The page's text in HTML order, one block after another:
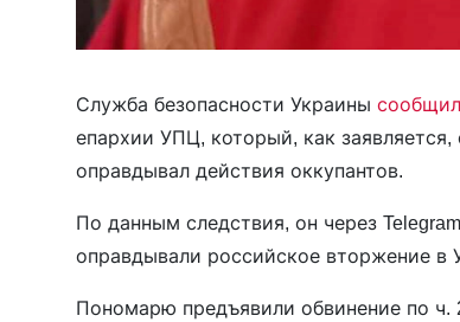
Служба безопасности Украины
епархии УПЦ, который, как
оправдывал действия оккупантов.
По данным следствия, он через
оправдывали российское вторжение в
Пономарю предъявили обвинение по ч.